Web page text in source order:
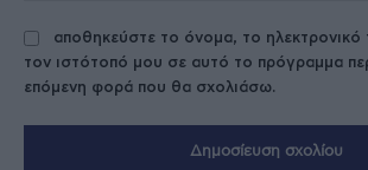
αποθηκεύστε το όνομα, το ηλεκτρονικό
τον ιστότοπό μου σε αυτό το πρόγραμμα
επόμενη φορά που θα σχολιάσω.